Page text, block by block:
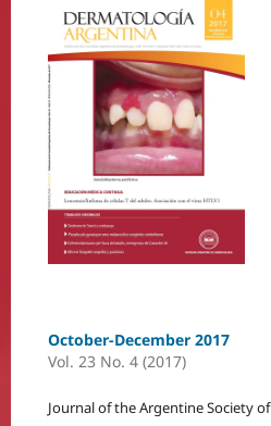
October-December 2017
Vol. 23 No. 4 (2017)
Journal of the Argentine Society